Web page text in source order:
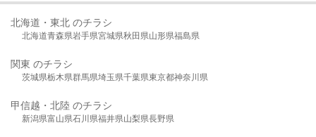
北海道・東北 のチラシ
北海道青森県岩手県宮城県秋田県山形県福島県
関東 のチラシ
茨城県栃木県群馬県埼玉県千葉県東京都神奈川県
甲信越・北陸 のチラシ
新潟県富山県石川県福井県山梨県長野県